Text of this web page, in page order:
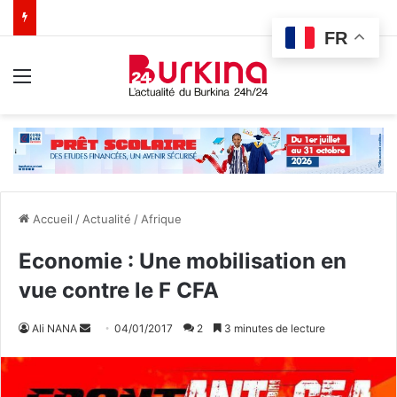
Accueil / Actualité / Afrique
Economie : Une mobilisation en
vue contre le F CFA
Ali NANA
o
04/01/2017 2 3 minutes de lecture
FR